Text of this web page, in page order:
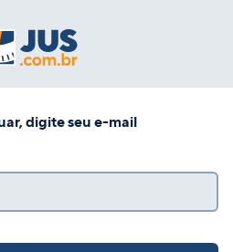
digite seu e-mail